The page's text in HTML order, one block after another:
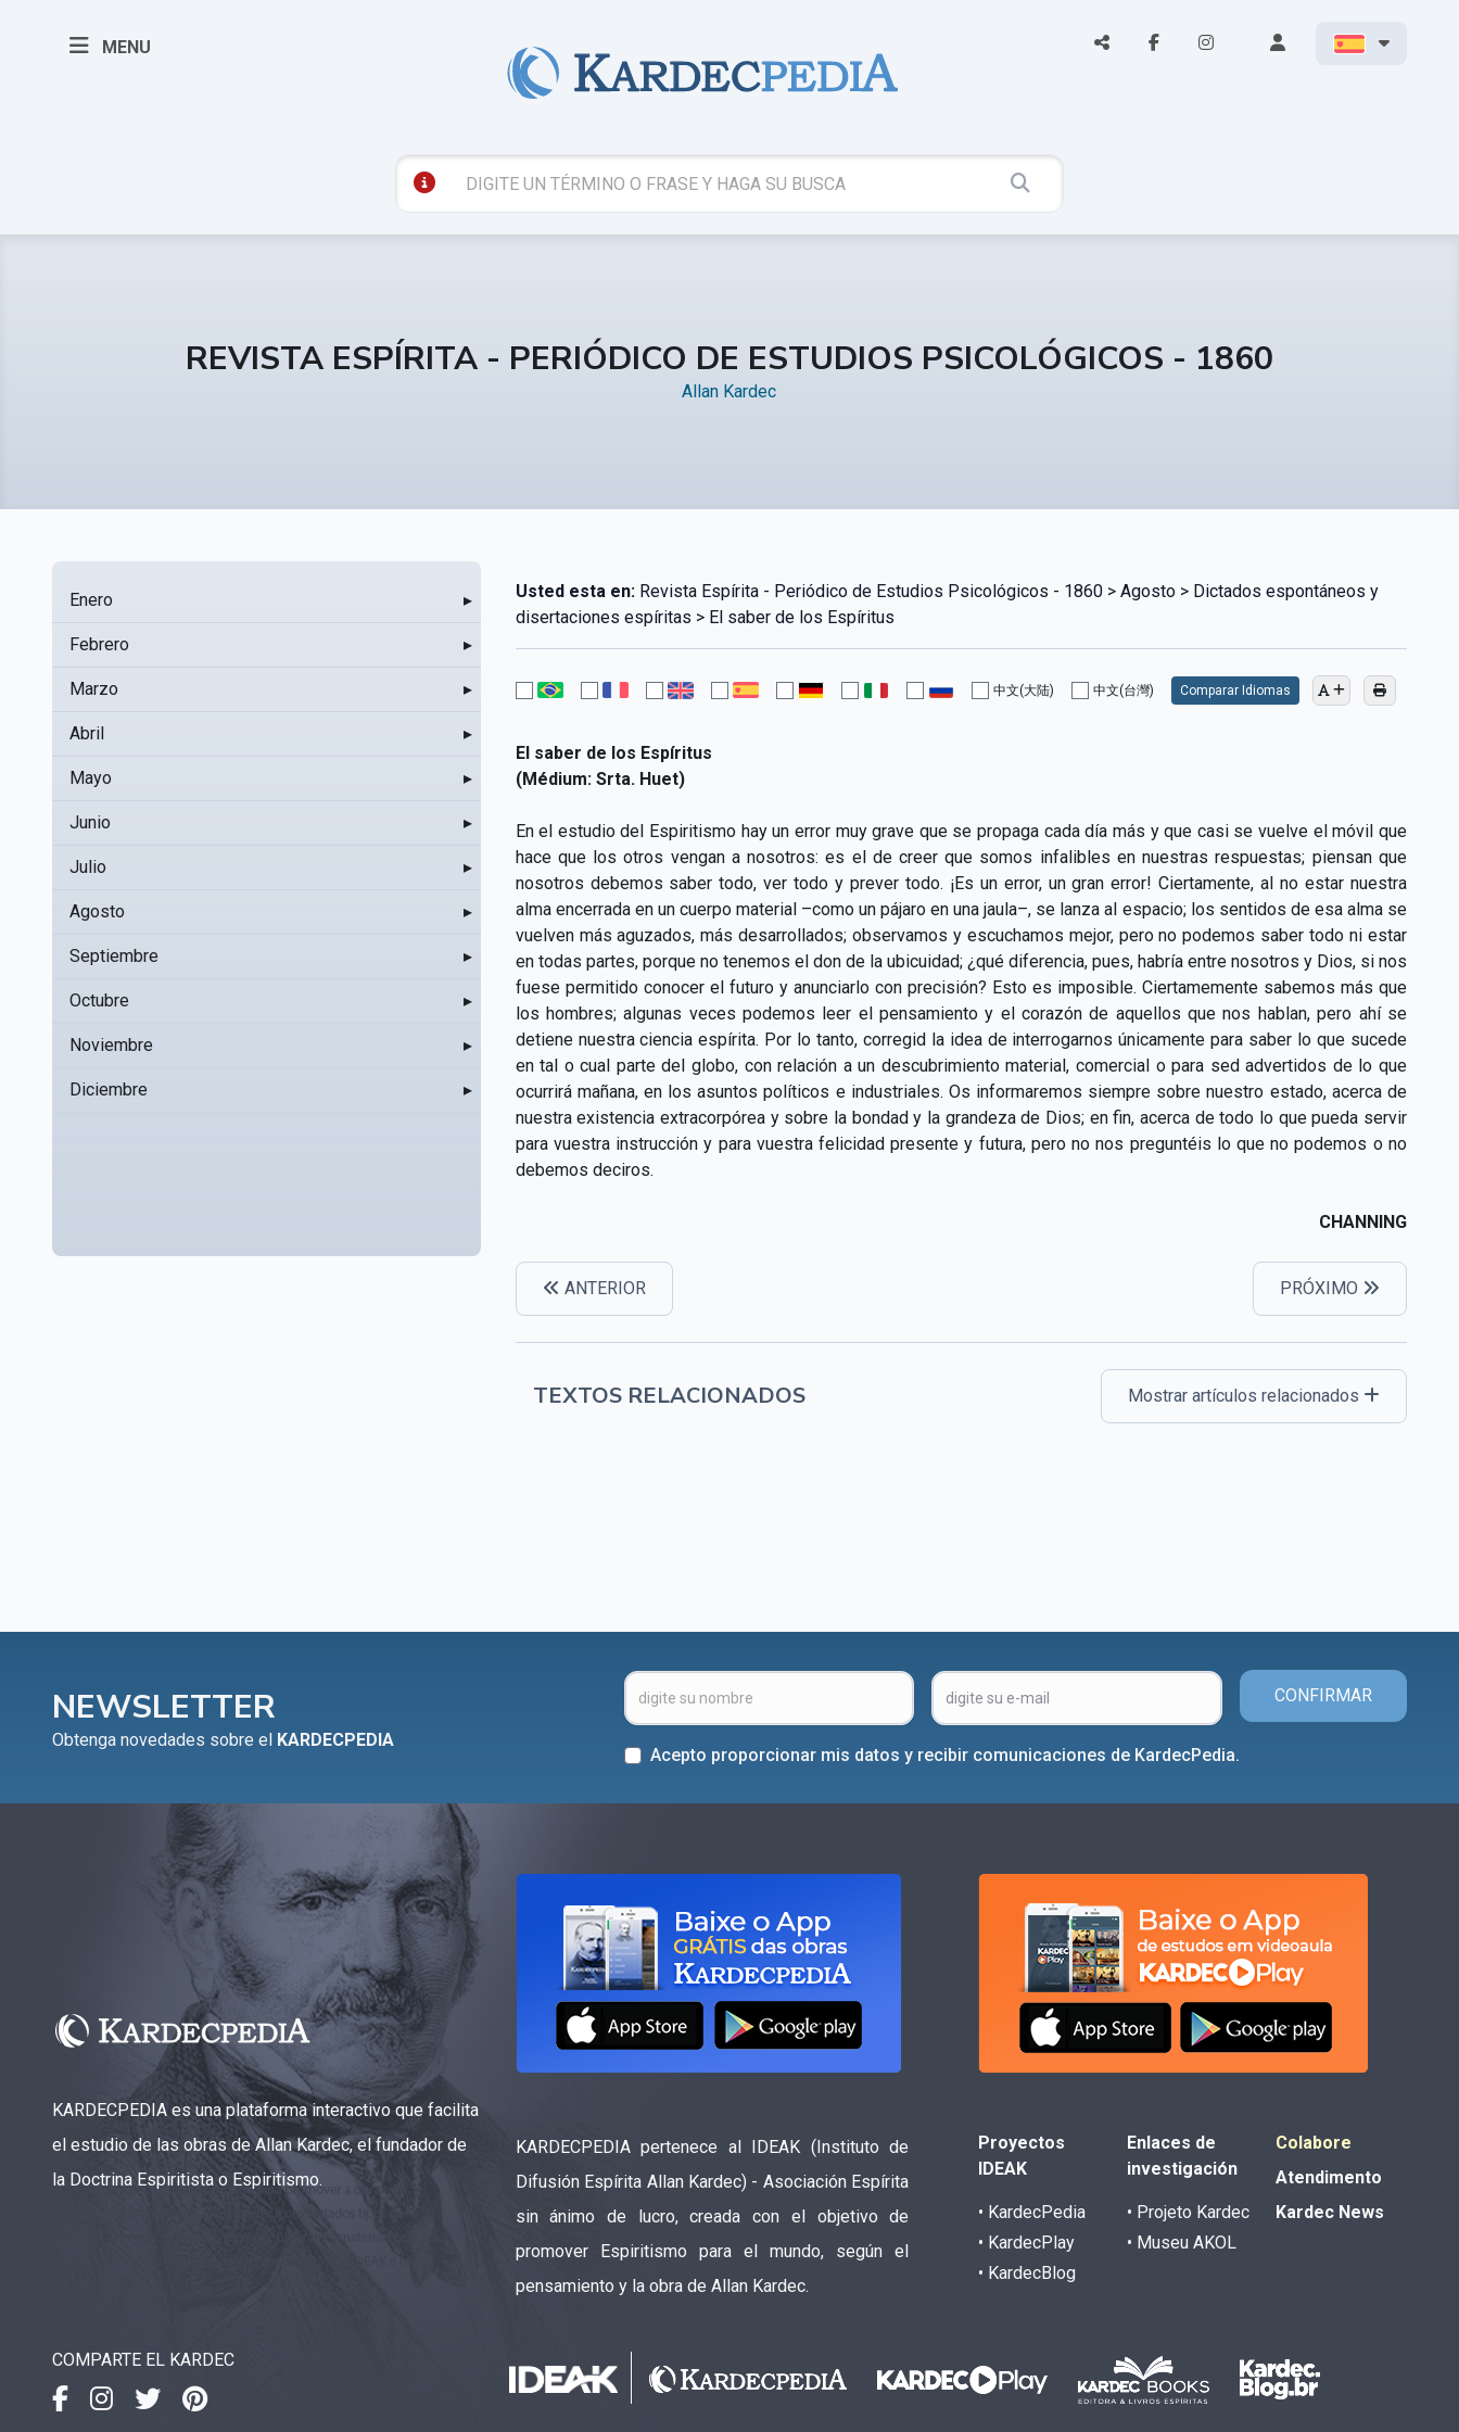
MENU
REVISTA ESPÍRITA - PERIÓDICO DE ESTUDIOS PSICOLÓGICOS - 1860
Allan Kardec
Enero ▸
Febrero ▸
Marzo ▸
Abril ▸
Mayo ▸
Junio ▸
Julio ▸
Agosto ▸
Septiembre ▸
Octubre ▸
Noviembre ▸
Diciembre ▸
Usted esta en:Revista Espírita - Periódico de Estudios Psicológicos - 1860 > Agosto > Dictados espontáneos y
disertaciones espíritas > El saber de los Espíritus
中文(大陆) 中文(台灣) Comparar Idiomas
El saber de los Espíritus
(Médium: Srta. Huet)
En el estudio del Espiritismo hay un error muy grave que se propaga cada día más y que casi se vuelve el móvil que
hace que los otros vengan a nosotros: es el de creer que somos infalibles en nuestras respuestas; piensan que
nosotros debemos saber todo, ver todo y prever todo. ¡Es un error, un gran error! Ciertamente, al no estar nuestra
alma encerrada en un cuerpo material –como un pájaro en una jaula–, se lanza al espacio; los sentidos de esa alma se
vuelven más aguzados, más desarrollados; observamos y escuchamos mejor, pero no podemos saber todo ni estar
en todas partes, porque no tenemos el don de la ubicuidad; ¿qué diferencia, pues, habría entre nosotros y Dios, si nos
fuese permitido conocer el futuro y anunciarlo con precisión? Esto es imposible. Ciertamemente sabemos más que
los hombres; algunas veces podemos leer el pensamiento y el corazón de aquellos que nos hablan, pero ahí se
detiene nuestra ciencia espírita. Por lo tanto, corregid la idea de interrogarnos únicamente para saber lo que sucede
en tal o cual parte del globo, con relación a un descubrimiento material, comercial o para sed advertidos de lo que
ocurrirá mañana, en los asuntos políticos e industriales. Os informaremos siempre sobre nuestro estado, acerca de
nuestra existencia extracorpórea y sobre la bondad y la grandeza de Dios; en fin, acerca de todo lo que pueda servir
para vuestra instrucción y para vuestra felicidad presente y futura, pero no nos preguntéis lo que no podemos o no
debemos deciros.
CHANNING
ANTERIOR PRÓXIMO
TEXTOS RELACIONADOS Mostrar artículos relacionados
NEWSLETTER
Obtenga novedades sobre el KARDECPEDIA
CONFIRMAR
Acepto proporcionar mis datos y recibir comunicaciones de KardecPedia.
KARDECPEDIA es una plataforma interactivo que facilita
el estudio de las obras de Allan Kardec, el fundador de
la Doctrina Espiritista o Espiritismo.
KARDECPEDIA pertenece al IDEAK (Instituto de
Difusión Espírita Allan Kardec) - Asociación Espírita
sin ánimo de lucro, creada con el objetivo de
promover Espiritismo para el mundo, según el
pensamiento y la obra de Allan Kardec.
Proyectos
IDEAK
• KardecPedia
• KardecPlay
• KardecBlog
Enlaces de
investigación
• Projeto Kardec
• Museu AKOL
Colabore
Atendimento
Kardec News
COMPARTE EL KARDEC